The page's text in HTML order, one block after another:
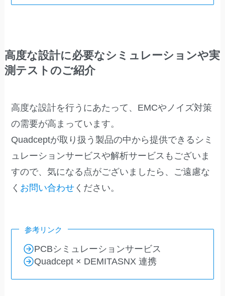
高度な設計に必要なシミュレーションや実
測テストのご紹介
高度な設計を行うにあたって、EMCやノイズ対策
の需要が高まっています。
Quadceptが取り扱う製品の中から提供できるシミ
ュレーションサービスや解析サービスもございま
すので、気になる点がございましたら、ご遠慮な
く お問い合わせ ください。
参考リンク
PCBシミュレーションサービス
Quadcept × DEMITASNX 連携